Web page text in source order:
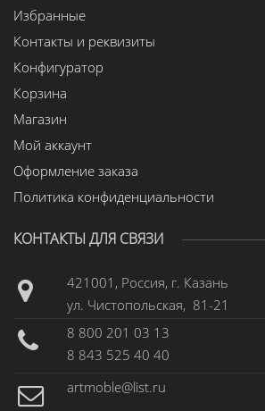
Избранные
Контакты и реквизиты
Конфигуратор
Корзина
Магазин
Мой аккаунт
Оформление заказа
Политика конфиденциальности
КОНТАКТЫ ДЛЯ СВЯЗИ
421001, Россия, г. Казань
ул. Чистопольская, 81-21
8 800 201 03 13
8 843 525 40 40
artmoble@list.ru